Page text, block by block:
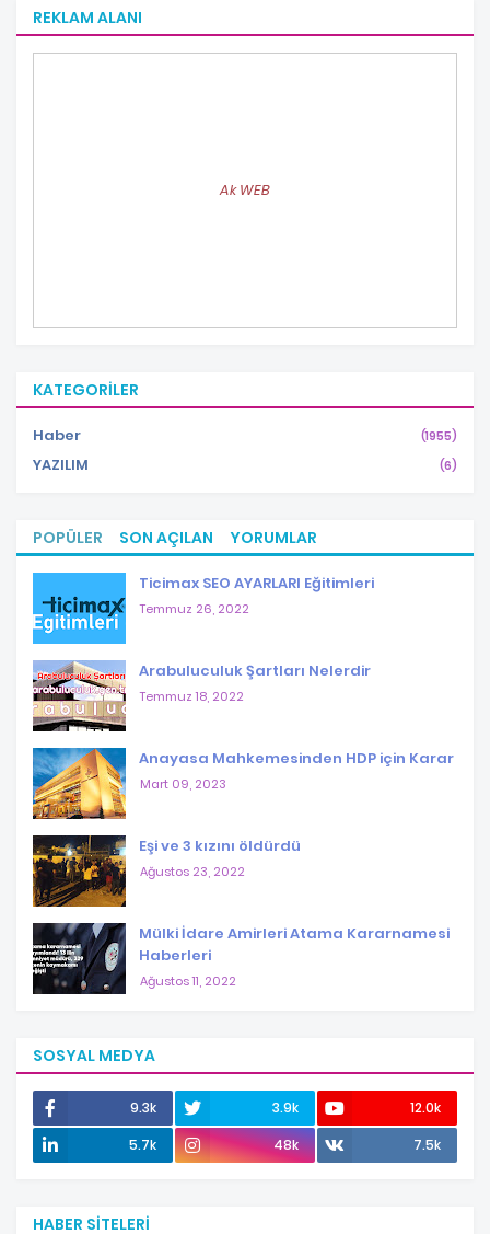
REKLAM ALANI
Ak WEB
KATEGORILER
Haber (1955)
YAZILIM (6)
POPÜLER SON AÇILAN YORUMLAR
Ticimax SEO AYARLARI Eğitimleri
Temmuz 26, 2022
Arabuluculuk Şartları Nelerdir
Temmuz 18, 2022
Anayasa Mahkemesinden HDP için Karar
Mart 09, 2023
Eşi ve 3 kızını öldürdü
Ağustos 23, 2022
Mülki İdare Amirleri Atama Kararnamesi
Haberleri
Ağustos 11, 2022
SOSYAL MEDYA
9.3k 3.9k
12.0k
5.7k
48k 7.5k
HABER SITELERI